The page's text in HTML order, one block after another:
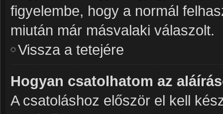
figyelembe, hogy a normál
miután már másvalaki válaszolt.
Vissza a tetejére
Hogyan csatolhatom az
A csatoláshoz először el kell